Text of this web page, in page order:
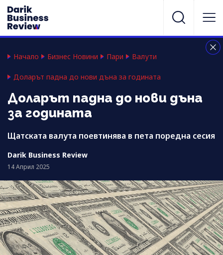
Начало Бизнес Новини Пари Валути
Доларът падна до нови дъна за годината
Доларът падна до нови дъна
за годината
Щатската валута поевтинява в пета поредна сесия
Darik Business Review
14 Април 2025